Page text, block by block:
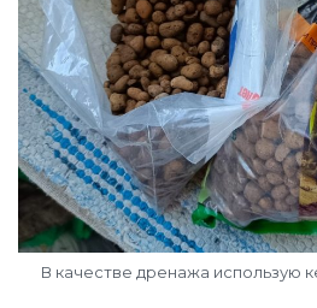
В качестве дренажа использую